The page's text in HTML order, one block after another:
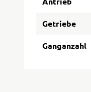
Getriebe
Ganganzahl